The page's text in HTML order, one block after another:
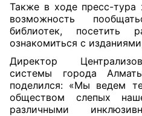
Также в ходе пресс-тура
возможность
библиотек, посетить
ознакомиться с
Директор
системы города
поделился: «Мы ведем
обществом слепых
различными